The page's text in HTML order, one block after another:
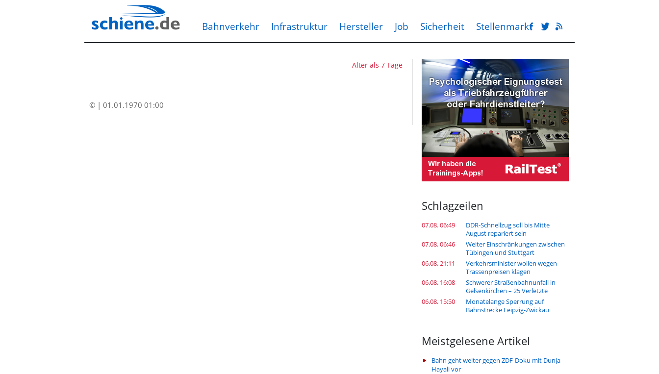
Bahnverkehr Infrastruktur Hersteller Job Sicherheit Stellenmarkt
Älter als 7 Tage
© | 01.01.1970 01:00
Schlagzeilen
07.08. 06:49
DDR-Schnellzug soll bis Mitte
August repariert sein
07.08. 06:46
Weiter Einschränkungen zwischen
Tübingen und Stuttgart
06.08. 21:11
Verkehrsminister wollen wegen
Trassenpreisen klagen
06.08. 16:08
Schwerer Straßenbahnunfall in
Gelsenkirchen – 25 Verletzte
06.08. 15:50
Monatelange Sperrung auf
Bahnstrecke Leipzig-Zwickau
Meistgelesene Artikel
Bahn geht weiter gegen ZDF-Doku mit Dunja
Hayali vor